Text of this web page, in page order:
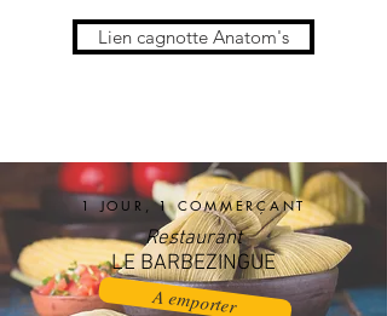
Lien cagnotte Anatom's
1 JOUR, 1 COMMERÇANT
Restaurant
LE BARBEZINGUE
A emporter